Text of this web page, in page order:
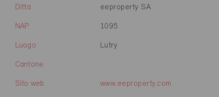
Ditta eeproperty SA
NAP 1095
Luogo Lutry
Cantone
Sito web www.eeproperty.com